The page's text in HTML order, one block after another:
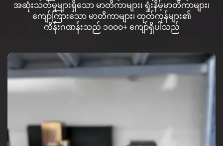
အဆုံးသတ်မှုများရှိသော မာတိကာများ၊ ရှုံးနိမ့်မာတိကာများ၊
ကျော်ကြားသော မာတိကာများ၊ ထုတ်ကုန်များ၏
ကိန်းဂဏန်းသည် ၁၀၀၀+ ကျော်ရှိပါသည်